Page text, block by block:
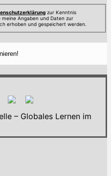
zur Kenntnis
Angaben und Daten zur
erhoben und gespeichert werden.
– Globales Lernen im